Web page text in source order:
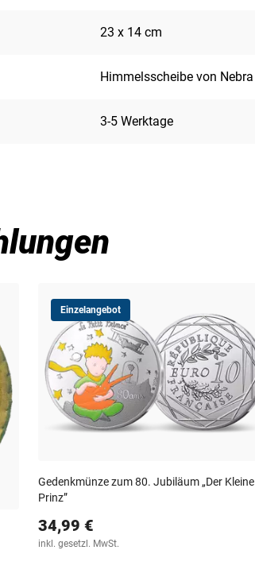
23 x 14 cm
Himmelsscheibe von Nebra
3-5 Werktage
Einzelangebot
Gedenkmünze zum 80. Jubiläum „Der Kleine
Prinz”
34,99 €
inkl. gesetzl. MwSt.